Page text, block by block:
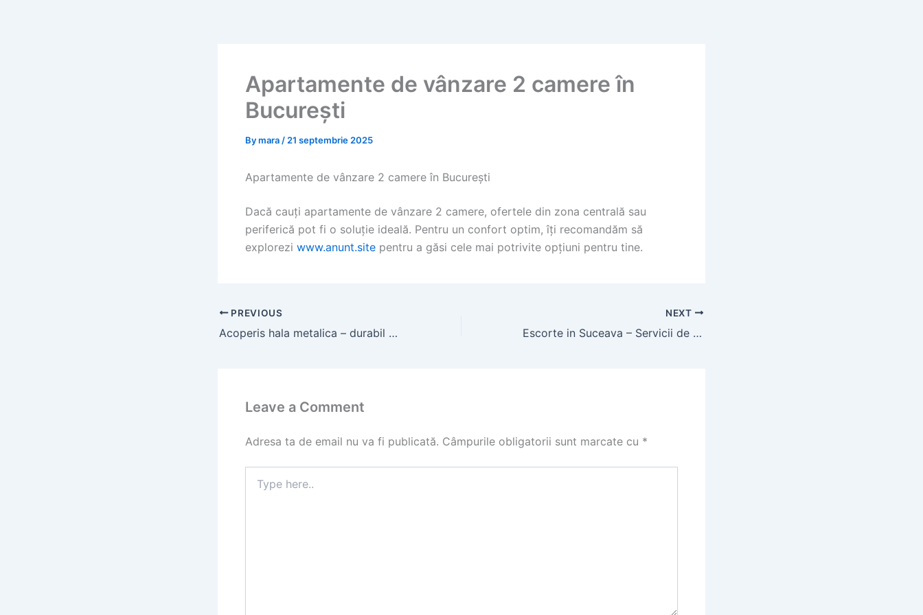
Apartamente de vânzare 2 camere în
București
Bymara / 21 septembrie 2025
Apartamente de vânzare 2 camere în București
Dacă cauți apartamente de vânzare 2 camere, ofertele din zona centrală sau
periferică pot fi o soluție ideală. Pentru un confort optim, îți recomandăm să
explorezi www.anunt.site pentru a găsi cele mai potrivite opțiuni pentru tine.
PREVIOUS
Acoperis hala metalica – durabil si eficient
NEXT
Escorte in Suceava – Servicii de calitate
Leave a Comment
Adresa ta de email nu va fi publicată. Câmpurile obligatorii sunt marcate cu *
here..